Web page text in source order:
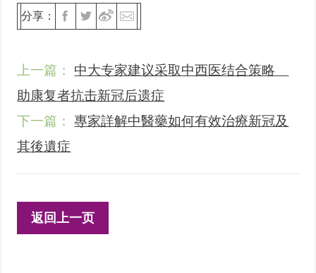
分享：
上一篇：
中大专家建议采取中西医结合策略
助康复者抗击新冠后遗症
下一篇：
專家詳解中醫藥如何有效治療新冠及
其後遺症
返回上一页